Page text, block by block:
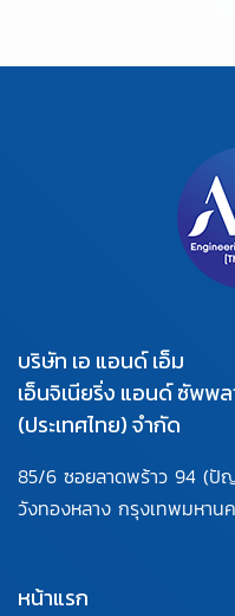
บริษัท เอ แอนด์ เอ็ม
เอ็นจิเนียริ่ง แอนด์ ซัพพ
(ประเทศไทย) จำกัด
85/6 ซอยลาดพร้าว 94 (ปั
วังทองหลาง กรุงเทพมหาน
หน้าแรก